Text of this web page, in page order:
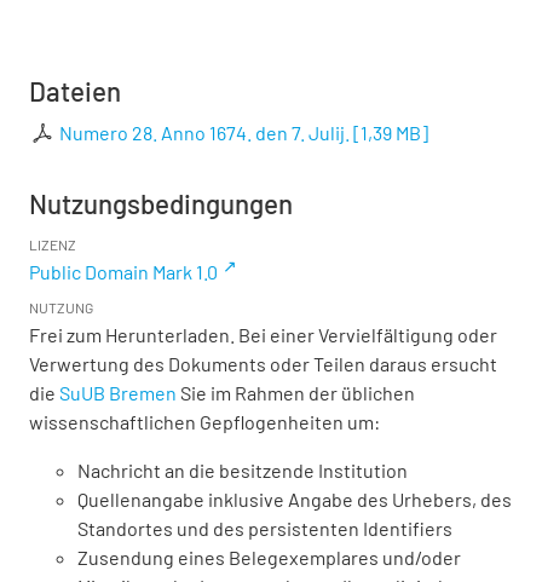
Dateien
Numero 28. Anno 1674. den 7. Julij. [1,39 MB]
Nutzungsbedingungen
LIZENZ
Public Domain Mark 1.0
NUTZUNG
Frei zum Herunterladen. Bei einer Vervielfältigung oder
Verwertung des Dokuments oder Teilen daraus ersucht
die SuUB Bremen Sie im Rahmen der üblichen
wissenschaftlichen Gepflogenheiten um:
Nachricht an die besitzende Institution
Quellenangabe inklusive Angabe des Urhebers, des
Standortes und des persistenten Identifiers
Zusendung eines Belegexemplares und/oder